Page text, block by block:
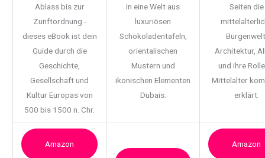
Ablass bis zur
Zunftordnung -
dieses eBook ist dein
Guide durch die
Geschichte,
Gesellschaft und
Kultur Europas von
500 bis 1500 n. Chr.
in eine Welt aus
luxuriösen
Schokoladentafeln,
orientalischen
Mustern und
ikonischen Elementen
Dubais.
Seiten die
Architektur,
und ihre
Mittelalter
erklärt.
Amazon Amazon